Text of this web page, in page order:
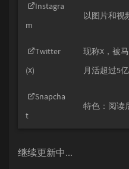
Instagra
m
以图片和视
Twitter
(X)
现称X，被
月活超过5
Snapcha
t
特色：阅读
继续更新中...